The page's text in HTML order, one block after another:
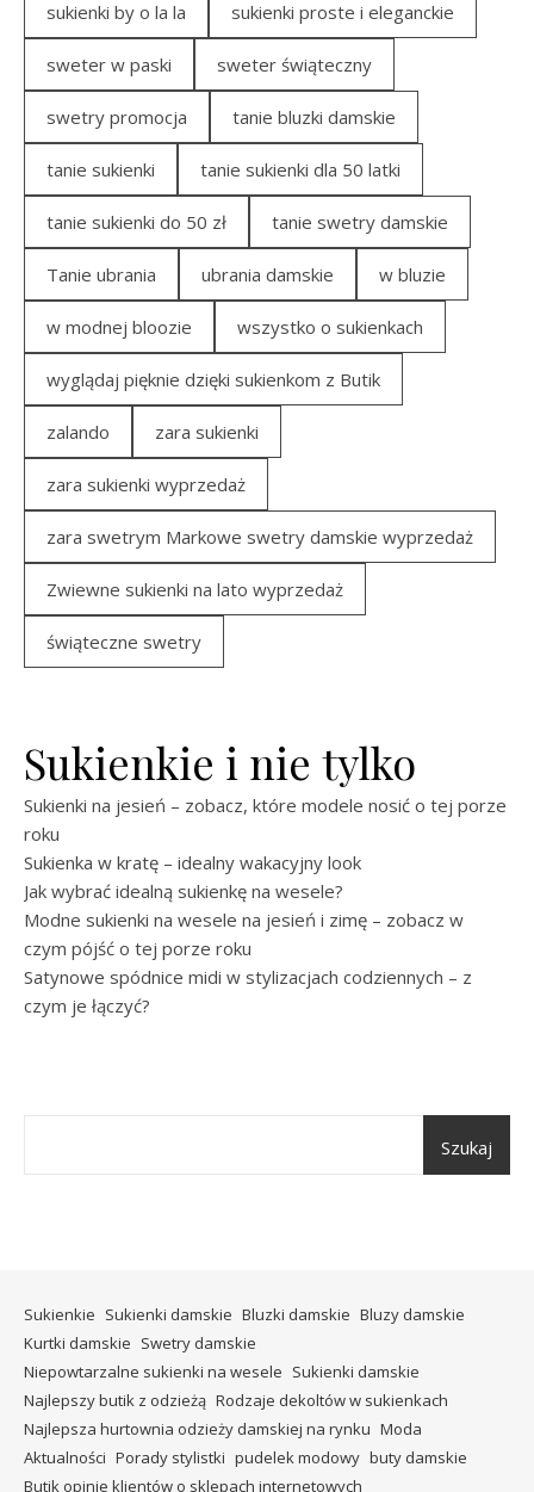
sukienki by o la la sukienki proste i eleganckie
sweter w paski sweter świąteczny
swetry promocja tanie bluzki damskie
tanie sukienki tanie sukienki dla 50 latki
tanie sukienki do 50 zł tanie swetry damskie
Tanie ubrania ubrania damskie w bluzie
w modnej bloozie wszystko o sukienkach
wyglądaj pięknie dzięki sukienkom z Butik
zalando zara sukienki
zara sukienki wyprzedaż
zara swetrym Markowe swetry damskie wyprzedaż
Zwiewne sukienki na lato wyprzedaż
świąteczne swetry
Sukienkie i nie tylko
Sukienki na jesień – zobacz, które modele nosić o tej porze
roku
Sukienka w kratę – idealny wakacyjny look
Jak wybrać idealną sukienkę na wesele?
Modne sukienki na wesele na jesień i zimę – zobacz w
czym pójść o tej porze roku
Satynowe spódnice midi w stylizacjach codziennych – z
czym je łączyć?
Szukaj
Sukienkie Sukienki damskie Bluzki damskie Bluzy damskie
Kurtki damskie Swetry damskie
Niepowtarzalne sukienki na wesele Sukienki damskie
Najlepszy butik z odzieżą Rodzaje dekoltów w sukienkach
Najlepsza hurtownia odzieży damskiej na rynku Moda
Aktualności Porady stylistki pudelek modowy buty damskie
Butik opinie klientów o sklepach internetowych